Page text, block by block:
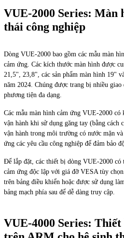
VUE-2000 Series: Màn
thái công nghiệp
Dòng VUE-2000 bao gồm các mẫu màn
cảm ứng. Các kích thước màn hình được
21,5", 23,8", các sản phẩm màn hình 19"
năm 2024. Chúng được trang bị nhiều
phương tiện đa dạng.
Các mẫu màn hình cảm ứng VUE-2000 có
vận hành khi sử dụng găng tay (bằng cách
vận hành trong môi trường có nước mặn
ứng các yêu cầu công nghiệp để đảm bảo
Để lắp đặt, các thiết bị dòng VUE-2000 có
cảm ứng độc lập với giá đỡ VESA tùy
trên bảng điều khiển hoặc được sử dụng
bảng mạch phía sau để dễ dàng truy cập.
VUE-4000 Series: